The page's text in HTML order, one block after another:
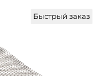
Быстрый заказ